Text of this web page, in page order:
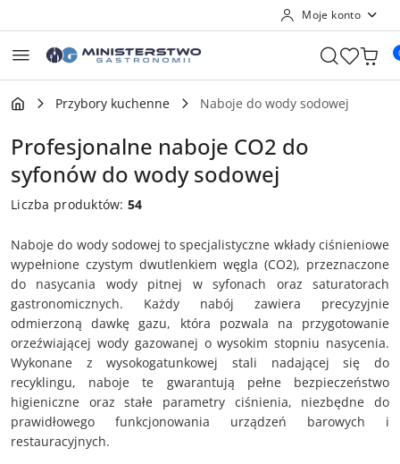
Moje konto
Przybory kuchenne Naboje do wody sodowej
Profesjonalne naboje CO2 do
syfonów do wody sodowej
Liczba produktów:54
Naboje do wody sodowej to specjalistyczne wkłady ciśnieniowe
wypełnione czystym dwutlenkiem węgla (CO2), przeznaczone
do nasycania wody pitnej w syfonach oraz saturatorach
gastronomicznych. Każdy nabój zawiera precyzyjnie
odmierzoną dawkę gazu, która pozwala na przygotowanie
orzeźwiającej wody gazowanej o wysokim stopniu nasycenia.
Wykonane z wysokogatunkowej stali nadającej się do
recyklingu, naboje te gwarantują pełne bezpieczeństwo
higieniczne oraz stałe parametry ciśnienia, niezbędne do
prawidłowego funkcjonowania urządzeń barowych i
restauracyjnych.